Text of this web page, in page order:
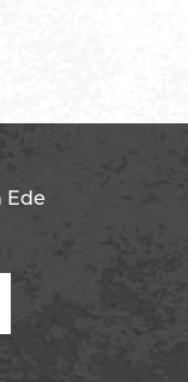
Ede